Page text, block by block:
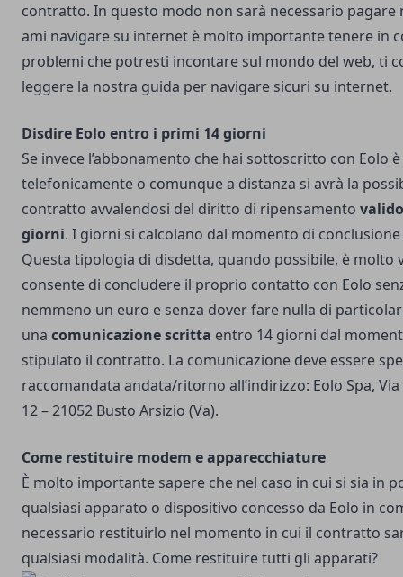
contratto. In questo modo non sarà necessario pagare
ami navigare su internet è molto importante tenere in
problemi che potresti incontare sul mondo del web, ti
leggere la nostra guida per navigare sicuri su internet.
Disdire Eolo entro i primi 14 giorni
Se invece l’abbonamento che hai sottoscritto con Eolo
telefonicamente o comunque a distanza si avrà la
contratto avvalendosi del diritto di ripensamento
giorni. I giorni si calcolano dal momento di
Questa tipologia di disdetta, quando possibile, è molto
consente di concludere il proprio contatto con Eolo
nemmeno un euro e senza dover fare nulla di
una comunicazione scritta entro 14 giorni dal
stipulato il contratto. La comunicazione deve essere
raccomandata andata/ritorno all’indirizzo: Eolo Spa,
12 – 21052 Busto Arsizio (Va).
Come restituire modem e apparecchiature
È molto importante sapere che nel caso in cui si sia in
qualsiasi apparato o dispositivo concesso da Eolo in
necessario restituirlo nel momento in cui il contratto
qualsiasi modalità. Come restituire tutti gli apparati?